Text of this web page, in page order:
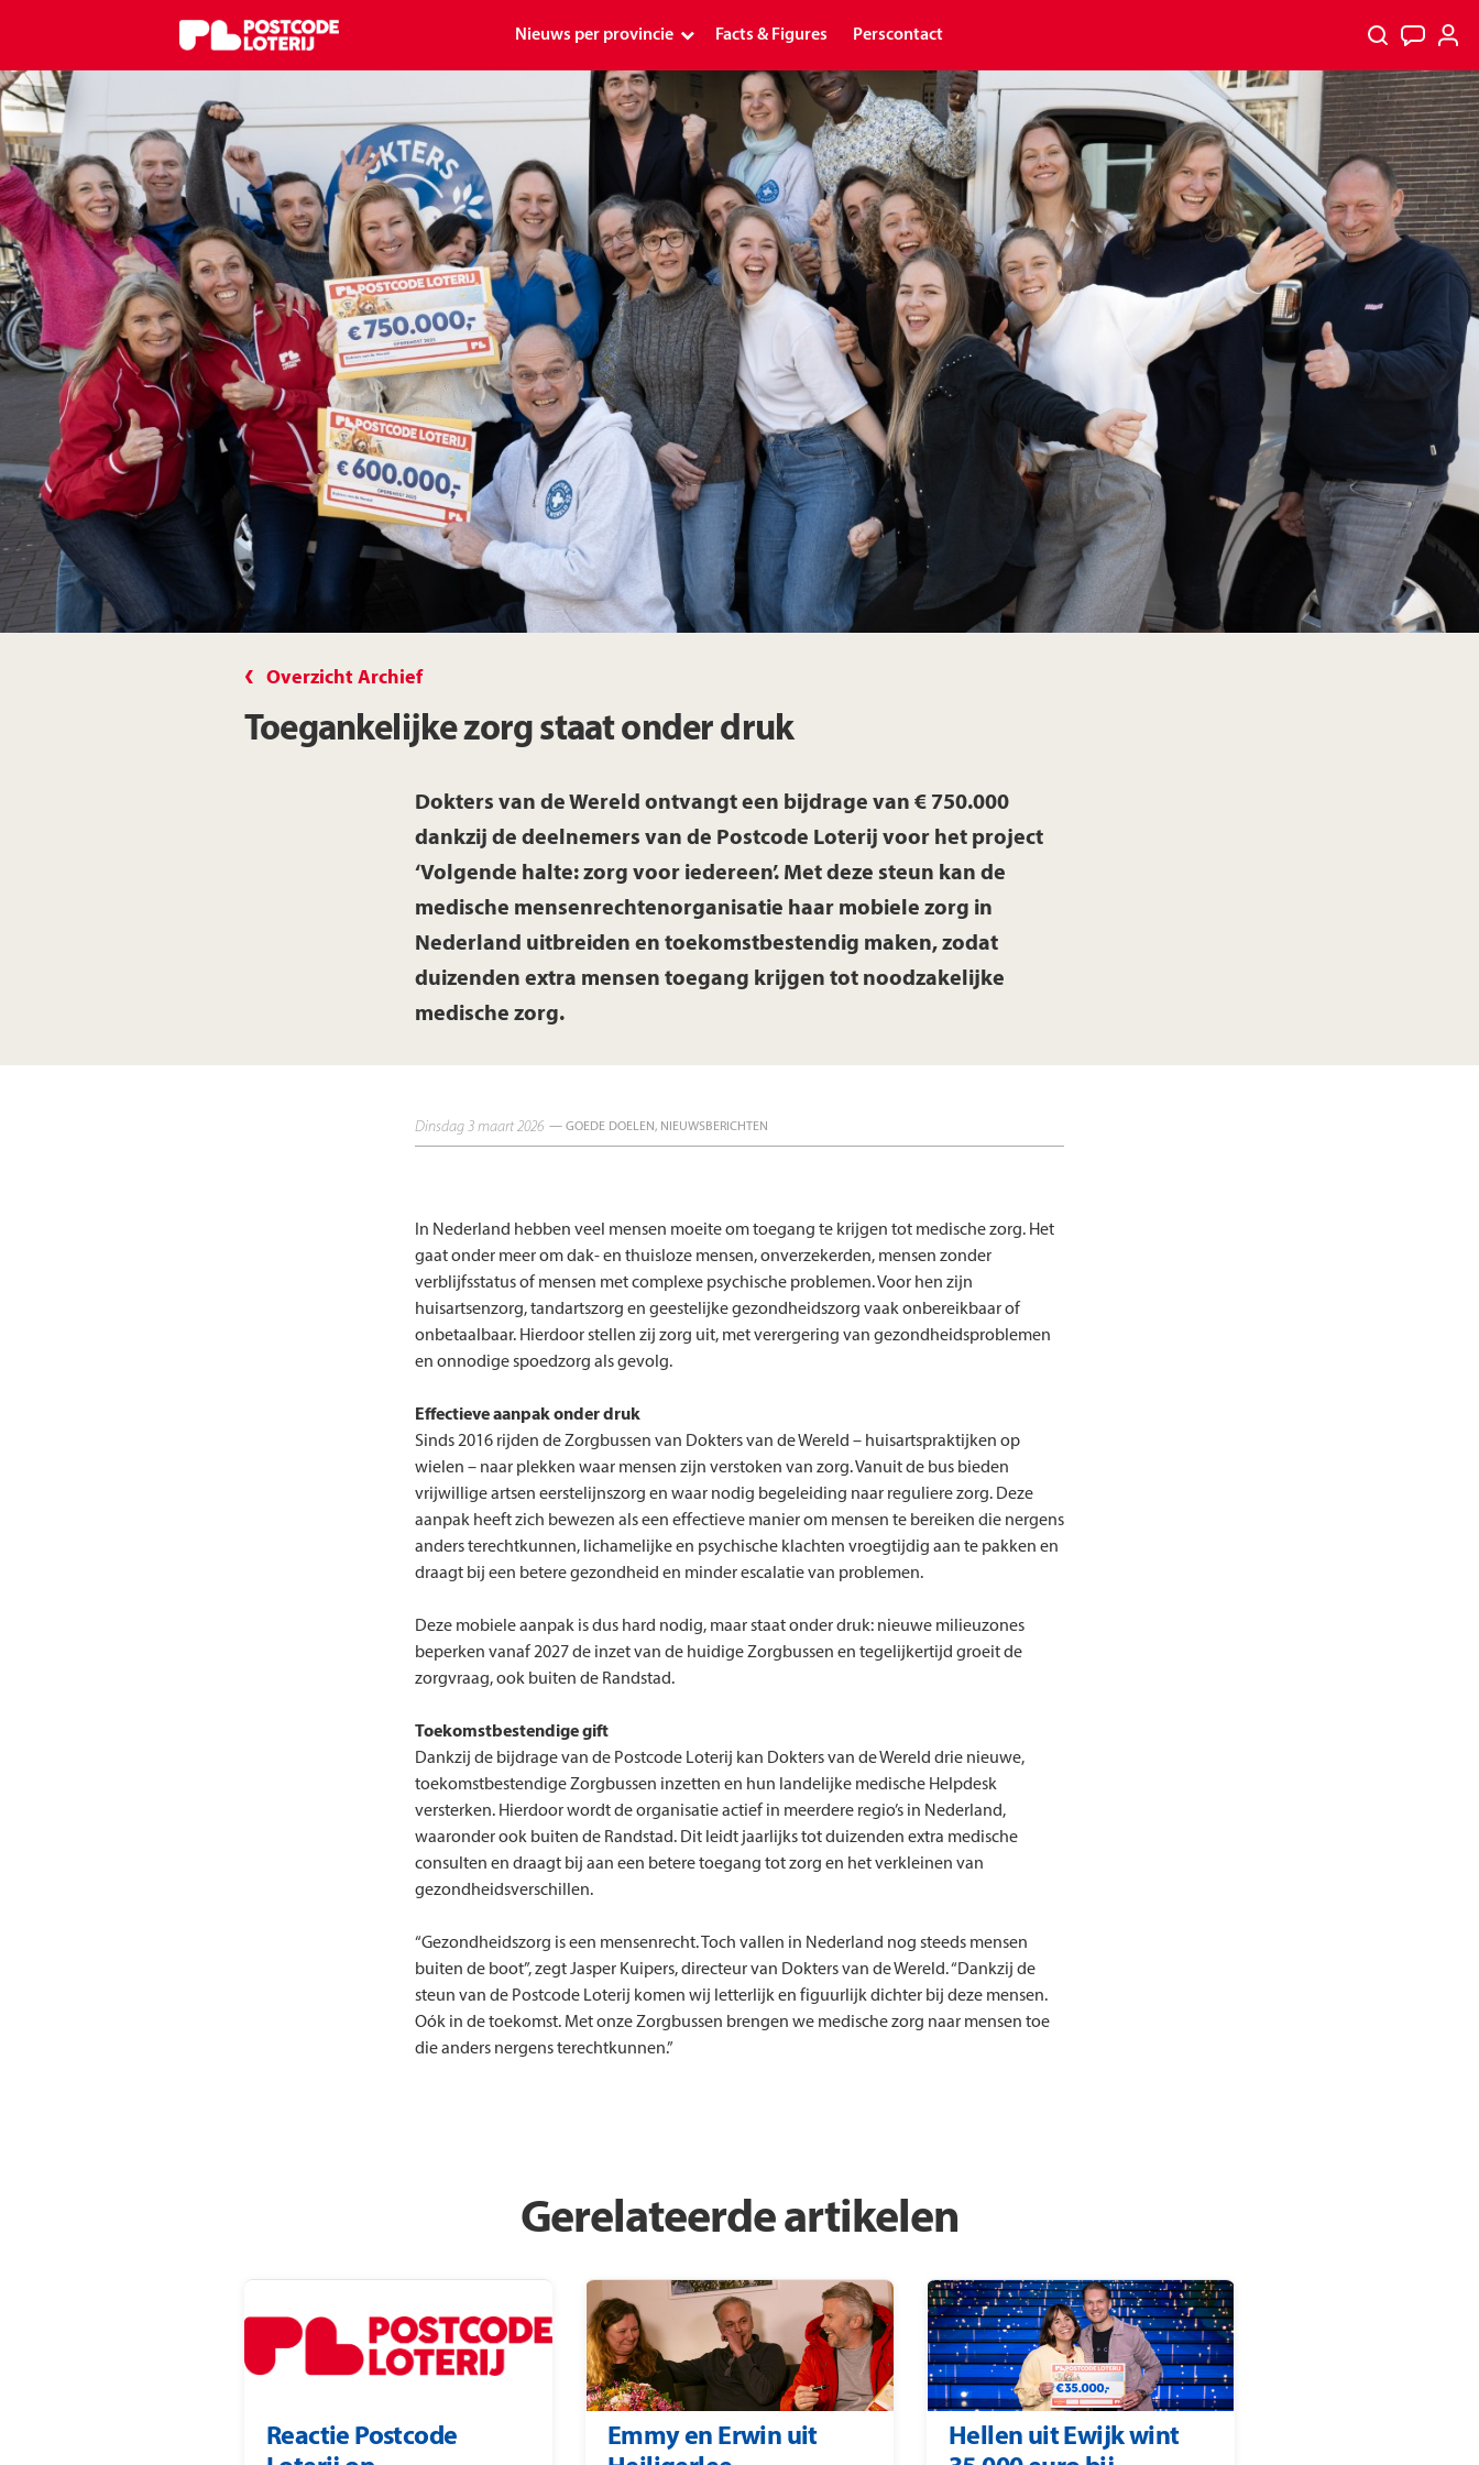
Nieuws per provincie
Landelijk
Drenthe
Flevoland
Friesland
Gelderland
Groningen
Limburg
Noord-Brabant
Zuid-Holland
Facts & Figures Perscontact
Overzicht Archief
Toegankelijke zorg staat onder druk
Dokters van de Wereld ontvangt een bijdrage van € 750.000
dankzij de deelnemers van de Postcode Loterij voor het project
‘Volgende halte: zorg voor iedereen’. Met deze steun kan de
medische mensenrechtenorganisatie haar mobiele zorg in
Nederland uitbreiden en toekomstbestendig maken, zodat
duizenden extra mensen toegang krijgen tot noodzakelijke
medische zorg.
dinsdag 3 maart 2026 — GOEDE DOELEN, NIEUWSBERICHTEN
In Nederland hebben veel mensen moeite om toegang te krijgen tot medische zorg. Het
gaat onder meer om dak- en thuisloze mensen, onverzekerden, mensen zonder
verblijfsstatus of mensen met complexe psychische problemen. Voor hen zijn
huisartsenzorg, tandartszorg en geestelijke gezondheidszorg vaak onbereikbaar of
onbetaalbaar. Hierdoor stellen zij zorg uit, met verergering van gezondheidsproblemen
en onnodige spoedzorg als gevolg.
Effectieve aanpak onder druk
Sinds 2016 rijden de Zorgbussen van Dokters van de Wereld – huisartspraktijken op
wielen – naar plekken waar mensen zijn verstoken van zorg. Vanuit de bus bieden
vrijwillige artsen eerstelijnszorg en waar nodig begeleiding naar reguliere zorg. Deze
aanpak heeft zich bewezen als een effectieve manier om mensen te bereiken die nergens
anders terechtkunnen, lichamelijke en psychische klachten vroegtijdig aan te pakken en
draagt bij een betere gezondheid en minder escalatie van problemen.
Deze mobiele aanpak is dus hard nodig, maar staat onder druk: nieuwe milieuzones
beperken vanaf 2027 de inzet van de huidige Zorgbussen en tegelijkertijd groeit de
zorgvraag, ook buiten de Randstad.
Toekomstbestendige gift
Dankzij de bijdrage van de Postcode Loterij kan Dokters van de Wereld drie nieuwe,
toekomstbestendige Zorgbussen inzetten en hun landelijke medische Helpdesk
versterken. Hierdoor wordt de organisatie actief in meerdere regio’s in Nederland,
waaronder ook buiten de Randstad. Dit leidt jaarlijks tot duizenden extra medische
consulten en draagt bij aan een betere toegang tot zorg en het verkleinen van
gezondheidsverschillen.
“Gezondheidszorg is een mensenrecht. Toch vallen in Nederland nog steeds mensen
buiten de boot”, zegt Jasper Kuipers, directeur van Dokters van de Wereld. “Dankzij de
steun van de Postcode Loterij komen wij letterlijk en figuurlijk dichter bij deze mensen.
Oók in de toekomst. Met onze Zorgbussen brengen we medische zorg naar mensen toe
die anders nergens terechtkunnen.”
Gerelateerde artikelen
Reactie Postcode
Emmy en Erwin uit
Hellen uit Ewijk wint